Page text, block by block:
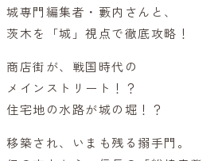
城専門編集者・藪内さんと、
茨木を「城」視点で徹底攻略！
商店街が、戦国時代の
メインストリート！？
住宅地の水路が城の堀！？
移築され、いまも残る搦手門。